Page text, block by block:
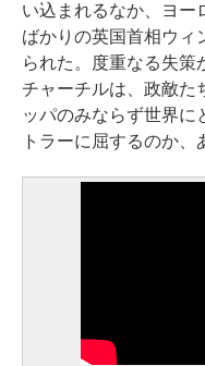
い込まれるなか、ヨー
ばかりの英国首相ウィ
られた。度重なる失策
チャーチルは、政敵た
ッパのみならず世界に
トラーに屈するのか